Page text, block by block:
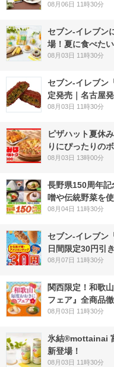
08月06日 11時30分
セブン‐イレブン
場！夏に食べた
08月03日 11時30分
セブン-イレブン
定発売｜名古屋
08月03日 11時30分
ピザハット夏休
りにぴったりの
08月03日 13時00分
長野県150周年
噌や伝統野菜を
08月04日 11時30分
セブン‐イレブン
日間限定30円引
08月07日 11時30分
関西限定！和歌
フェア』全商品
08月03日 11時30分
氷結®mottainai
新登場！
08月03日 11時30分